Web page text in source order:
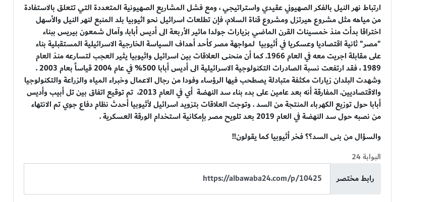
ارتباط نهر النيل بالفكر الصهيوني عقيدي واستراتيجي ، ومع فشل المشاريع الصهيونية المتعددة التي تتعلق بالاستفادة
من مياهه مثل مشروع هيرتزل ومشروع قناة السلام، فإن تطلعات اسرائيل نحو اثيوبيا بلد المنبع لنهر النيل والأسهل
اختراقا بدأت منذ خمسينات القرن الماضي بزيارات جولدا مائير الأربعة الى أديس أبابا، وآمال شمعون بيريس ببناء
"مصر" ثانية اقتصاديا وعسكريا في أثيوبيا لمواجهة مصر كأحد أهداف السياسة الخارجية الاسرائيلية المستقبلية بناء
على مقابلة اجريت معه في العام 1966. كما أن منحنى العلاقات بين اسرائيل واثيوبيا يثير العجب لتسارعه منذ العام
1989 ، فقد ارتفعت نسبة الصادرات التكنولوجية الاسرائيلية الى أديس أبابا 500% في عام 2004 قياساً بعام 2003 .
وشهدت البلدان زيارات مكثفة متبادلة يصطحب فيها الرؤساء وفودا من رجال الاعمال وخبراء المياه والزراعة والتكنولوجيا
والاقتصاديين. المفارقة أنه بعد عامين على بدء بناء سد النهضة أي في العام 2013، تم توقيع اتفاق بين تل أبيب وأديس
أبابا حول توزيع الكهرباء المنتجة من السد . وتوجت العلاقات بتزويد اسرائيل لأثيوبيا أحدث نظام دفاع جوي تم الانتهاء
من نصبه حول سد النهضة في العام 2019 بعد تلويح مصر بإمكانية استخدام الورقة العسكرية .
والسؤال من بنى السد؟؟ فخر أثيوبيا كما يقولون!!
البوابة 24
رابط مختصر